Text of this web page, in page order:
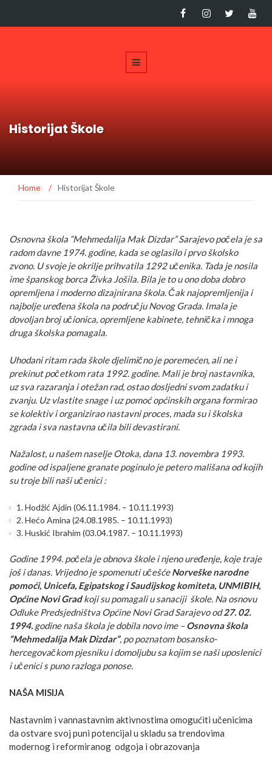
Historijat Škole
Home / Historijat Škole
Osnovna škola “Mehmedalija Mak Dizdar” Sarajevo počela je sa
radom davne 1974. godine, kada se oglasilo i prvo školsko
zvono. U svoje je okrilje prihvatila 1292 učenika. Tada je nosila
ime španskog borca Živka Jošila. Bila je to u ono doba dobro
opremljena i moderno dizajnirana škola. Čak najopremljenija i
najbolje uređena škola na području Novog Grada. Imala je
dovoljan broj učionica, opremljene kabinete, tehnička i mnoga
druga školska pomagala.
Uhodani ritam rada škole djelimično je poremećen, ali ne i
prekinut početkom rata 1992. godine. Mali je broj nastavnika,
uz sva razaranja i otežan rad, ostao dosljedni svom zadatku i
zvanju. Uz vlastite snage i uz pomoć općinskih organa formirao
se kolektiv i organizirao nastavni proces, mada su i školska
zgrada i sva nastavna učila bili devastirani.
Nažalost, u našem naselje Otoka, dana 13. novembra 1993.
godine od ispaljene granate poginulo je petero mališana od kojih
su troje bili naši učenici :
1. Hodžić Ajdin (06.11.1984. – 10.11.1993)
2. Hećo Amina (24.08.1985. – 10.11.1993)
3. Huskić Ibrahim (03.04.1987. – 10.11.1993)
Godine 1994. počela je obnova škole i njeno uređenje, koje traje
još i danas. Vrijedno je spomenuti učešćeNorveške narodne
pomoći, Unicefa, Egipatskog i Saudijskog komiteta, UNMIBIH,
Općine Novi Gradkoji su pomagali u sanaciji škole. Na osnovu
Odluke Predsjedništva Općine Novi Grad Sarajevo od27. 02.
1994. godine naša škola je dobila novo ime –Osnovna škola
“Mehmedalija Mak Dizdar”, po poznatom bosansko-
hercegovačkom pjesniku i domoljubu sa kojim se naši uposlenici
i učenici s puno razloga ponose.
NAŠA MISIJA
Nastavnim i vannastavnim aktivnostima omogućiti učenicima
da ostvare svoj puni potencijal u skladu sa trendovima
modernog i reformiranog odgoja i obrazovanja